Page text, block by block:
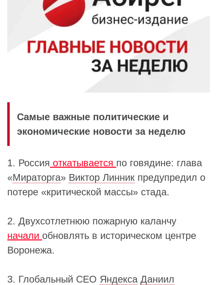
Самые важные политические и
экономические новости за неделю
1. Россия откатывается по говядине: глава
«Мираторга» Виктор Линник предупредил о
потере «критической массы» стада.
2. Двухсотлетнюю пожарную каланчу
начали обновлять в историческом центре
Воронежа.
3. Глобальный СЕО Яндекса Даниил